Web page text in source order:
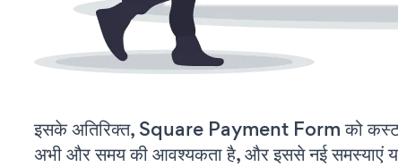
इसके अतिरिक्त, Square Payment Form को
अभी और समय की आवश्यकता है, और इससे नई समस्याएं या